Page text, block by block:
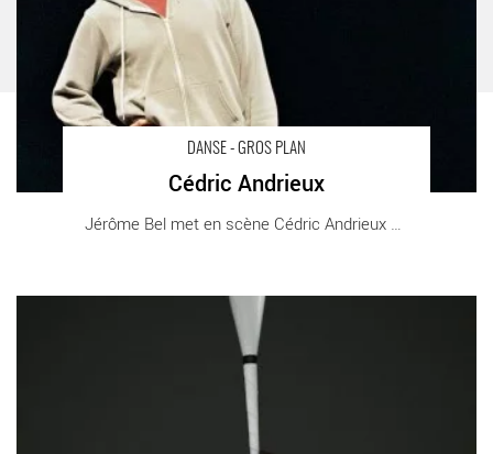
DANSE - GROS PLAN
Cédric Andrieux
Jérôme Bel met en scène Cédric Andrieux et [...]
UNTITLED_I will be there when you die - Critique sortie Danse
Pantin Centre national de la danse